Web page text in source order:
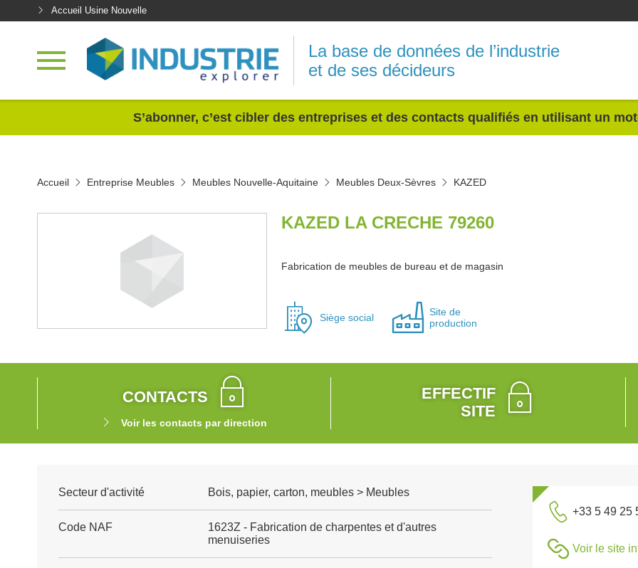
Accueil Usine Nouvelle
La base de données de l’industrie
et de ses décideurs
S’abonner, c’est cibler des entreprises et des contacts qualifiés en utilisant un
Accueil Entreprise Meubles Meubles Nouvelle-Aquitaine Meubles Deux-Sèvres KAZED
KAZED LA CRECHE 79260
Fabrication de meubles de bureau et de magasin
Siège social
Site de
production
CONTACTS
Voir les contacts par direction
EFFECTIF
SITE
Secteur d'activité Bois, papier, carton, meubles > Meubles
Code NAF
1623Z - Fabrication de charpentes et d'autres
menuiseries
+33 5 49 25
Voir le site